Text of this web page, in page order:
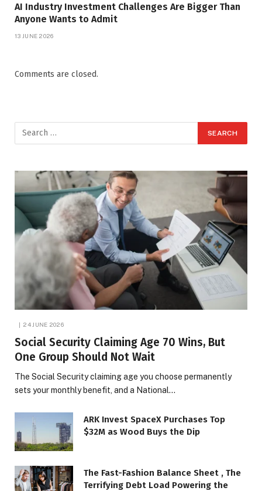
AI Industry Investment Challenges Are Bigger Than
Anyone Wants to Admit
13 JUNE 2026
Comments are closed.
24 JUNE 2026
Social Security Claiming Age 70 Wins, But
One Group Should Not Wait
The Social Security claiming age you choose permanently
sets your monthly benefit, and a National…
ARK Invest SpaceX Purchases Top
$32M as Wood Buys the Dip
The Fast-Fashion Balance Sheet , The
Terrifying Debt Load Powering the